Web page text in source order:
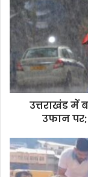
उत्तराखंड में
उफान पर;